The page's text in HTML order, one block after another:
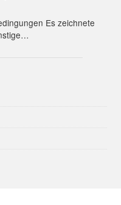
Es zeichnete